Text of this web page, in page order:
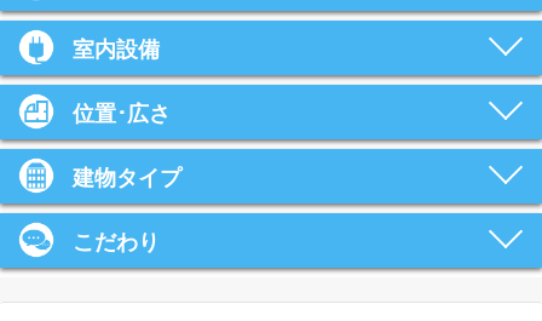
室内設備
位置･広さ
建物タイプ
こだわり